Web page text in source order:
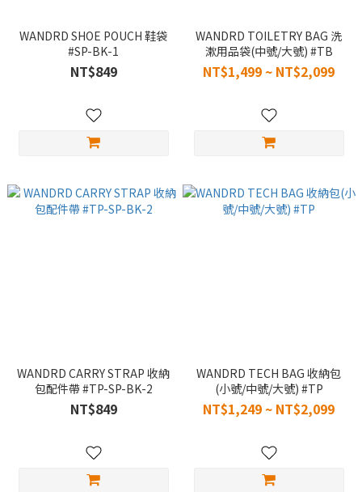
WANDRD SHOE POUCH 鞋袋
#SP-BK-1
NT$849
WANDRD TOILETRY BAG 洗
漱用品袋(中號/大號) #TB
NT$1,499 ~ NT$2,099
WANDRD CARRY STRAP 收納
包配件帶 #TP-SP-BK-2
NT$849
WANDRD TECH BAG 收納包
(小號/中號/大號) #TP
NT$1,249 ~ NT$2,099